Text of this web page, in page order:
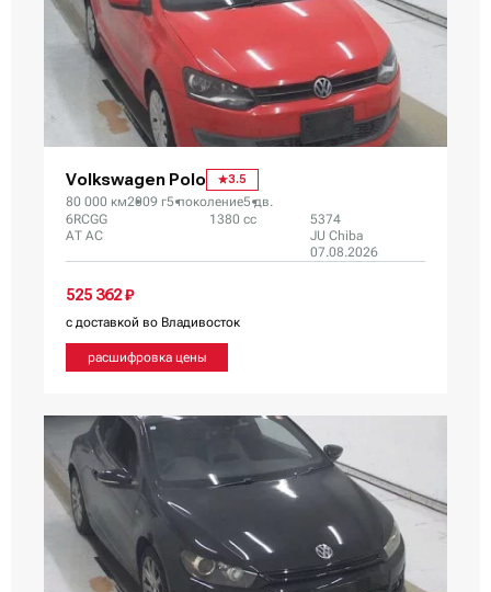
Volkswagen Polo 3.5
80 000 км2009 г5 поколение5 дв.
6RCGG
AT AC
1380 сс
5374
JU Chiba
07.08.2026
525 362 ₽
с доставкой во Владивосток
расшифровка цены